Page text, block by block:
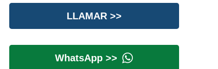
LLAMAR >>
WhatsApp >>